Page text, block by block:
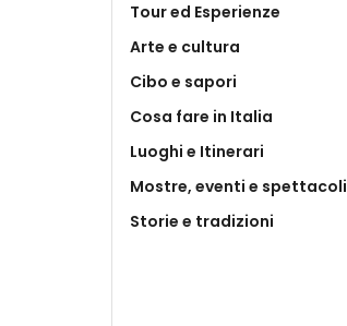
Tour ed Esperienze
Arte e cultura
Cibo e sapori
Cosa fare in Italia
Luoghi e Itinerari
Mostre, eventi e spettacoli
Storie e tradizioni